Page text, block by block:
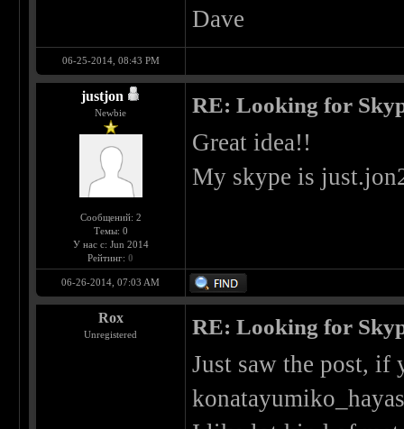
Dave
06-25-2014, 08:43 PM
justjon
Newbie
Сообщений: 2
Темы: 0
У нас с: Jun 2014
Рейтинг:0
RE: Looking for
Great idea!!
My skype is
06-26-2014, 07:03 AM
Rox
Unregistered RE: Looking for
Just saw the post, if